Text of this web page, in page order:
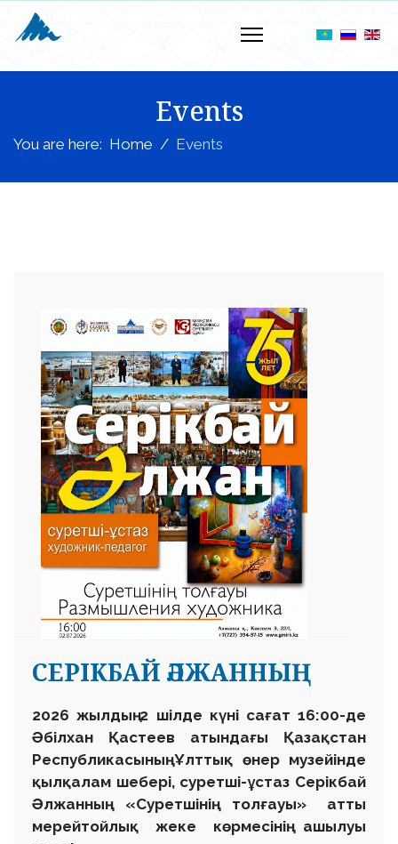
Events
You are here: Home Events
СЕРІКБАЙ ӘЛЖАННЫҢ
2026 жылдың 2 шілде күні сағат 16:00-де
Әбілхан Қастеев атындағы Қазақстан
Республикасының Ұлттық өнер музейінде
қылқалам шебері, суретші-ұстаз Серікбай
Әлжанның «Суретшінің толғауы» атты
мерейтойлық жеке көрмесінің ашылуы